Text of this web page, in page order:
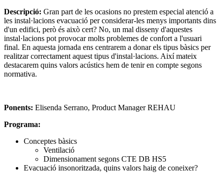
Descripció: Gran part de les ocasions no prestem especial atenció a
les instal·lacions evacuació per considerar-les menys importants dins
d'un edifici, però és això cert? No, un mal disseny d'aquestes
instal·lacions pot provocar molts problemes de confort a l'usuari
final. En aquesta jornada ens centrarem a donar els tipus bàsics per
realitzar correctament aquest tipus d'instal·lacions. Així mateix
destacarem quins valors acústics hem de tenir en compte segons
normativa.
Ponents: Elisenda Serrano, Product Manager REHAU
Programa:
Conceptes bàsics
Ventilació
Dimensionament segons CTE DB HS5
Evacuació insonoritzada, quins valors haig de coneixer?